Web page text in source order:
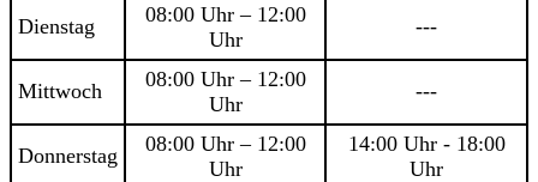
Dienstag
08:00 Uhr – 12:00
Uhr
---
Mittwoch
08:00 Uhr – 12:00
Uhr
---
Donnerstag
08:00 Uhr – 12:00
Uhr
14:00 Uhr - 18:00
Uhr